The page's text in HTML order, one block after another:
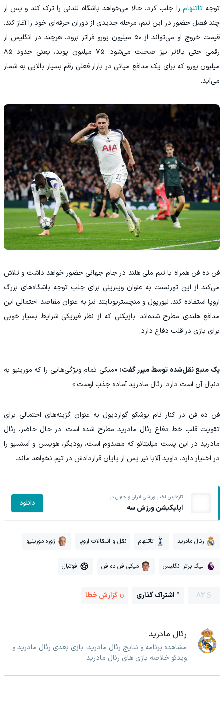
توجهتاتنهام را جلب کرد، حالا می‌خواهد باشگاه لندنی را ترک کند و پس از
چند فصل حضور در این تیم، مرحله جدیدی از دوران حرفه‌ای خود را آغاز کند.
قیمت خروج او می‌تواند از ۵۰ میلیون یورو فراتر برود، هرچند در انگلیس از
رقمی حتی بالاتر نیز صحبت می‌شود؛ ۷۵ میلیون پوند، یعنی حدود ۸۵
میلیون یورو که برای یک مدافع میانی در بازار فعلی رقم بسیار بالایی به شمار
می‌آید.
فن ده فن همراه با تیم ملی هلند در جام جهانی حضور خواهد داشت و تلاش
می‌کند از این تورنمنت به عنوان ویترینی برای جلب توجه باشگاه‌های بزرگ
اروپا استفاده کند. لیورپول و منچستریونایتد نیز به عنوان مقاصد احتمالی این
مدافع هلندی مطرح شده‌اند؛ بازیکنی که از نظر فیزیکی شرایط بسیار خوبی
برای بازی در قلب دفاع دارد.
یک منبع نقل‌شده توسط میرر گفت: «میکی تمام ویژگی‌هایی را که مورینیو به
دنبال آن است دارد. رئال مادرید آماده جذب اوست.»
فن ده فن در کنار نام یوشکو گواردیول به عنوان گزینه‌های احتمالی برای
تقویت قلب خط دفاع رئال مادرید مطرح شده است. در حال حاضر، رئال
مادرید در این پست میلیتائو که مصدوم است، رودیگر، هویسن و آسنسیو را
در اختیار دارد. داوید آلابا نیز پس از پایان قراردادش در تیم نخواهد ماند.
تازه‌ترین اخبار ورزشی ایران و جهان در
اپلیکیشن ورزش سه دانلود
رئال مادرید تاتنهام نقل و انتقالات اروپا ژوزه مورینیو
لیگ برتر انگلیس میکی فن ده فن فوتبال
82 اشتراک گذاری گزارش خطا
رئال مادرید
مشاهده برنامه و نتایج رئال مادرید، بازی بعدی رئال مادرید و
ویدئو خلاصه بازی های رئال مادرید